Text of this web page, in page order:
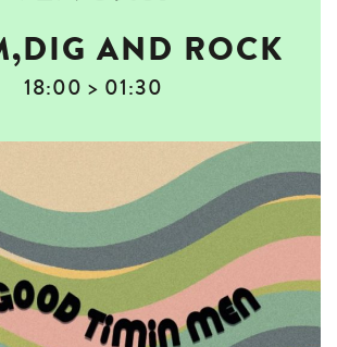
AND ROCK
18:00 > 01:30